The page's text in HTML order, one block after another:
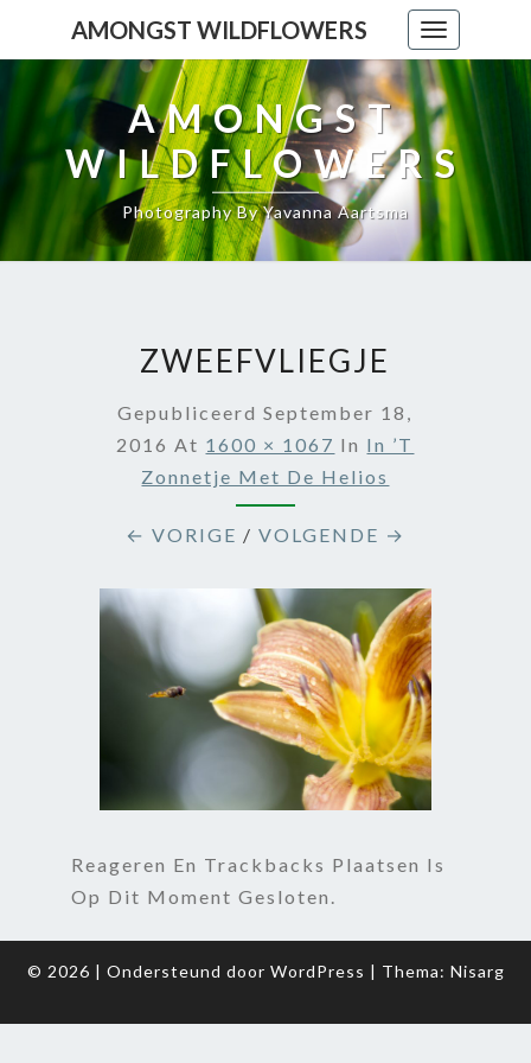
Toggle
navigation
AMONGST WILDFLOWERS
AMONGST
WILDFLOWERS
Photography By Yavanna Aartsma
ZWEEFVLIEGJE
GepubliceerdSeptember 18,
2016 At 1600 × 1067 In In ’t
Zonnetje Met De Helios
← VORIGE / VOLGENDE →
Reageren En Trackbacks Plaatsen Is
Op Dit Moment Gesloten.
© 2026 | Ondersteund door WordPress | Thema: Nisarg